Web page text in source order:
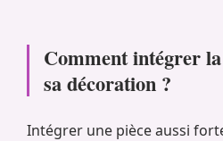
Comment intégrer
sa décoration ?
Intégrer une pièce aussi